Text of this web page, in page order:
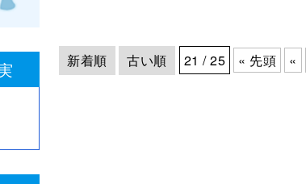
新着順 古い順 21 / 25 « 先頭 «